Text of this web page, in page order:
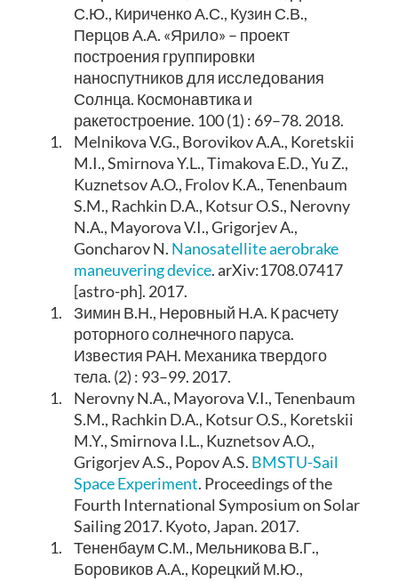
С.Ю., Кириченко А.С., Кузин С.В.,
Перцов А.А. «Ярило» – проект
построения группировки
наноспутников для исследования
Солнца. Космонавтика и
ракетостроение. 100 (1) : 69–78. 2018.
1.
Melnikova V.G., Borovikov A.A., Koretskii
M.I., Smirnova Y.L., Timakova E.D., Yu Z.,
Kuznetsov A.O., Frolov K.A., Tenenbaum
S.M., Rachkin D.A., Kotsur O.S., Nerovny
N.A., Mayorova V.I., Grigorjev A.,
Goncharov N. Nanosatellite aerobrake
maneuvering device. arXiv:1708.07417
[astro-ph]. 2017.
1.
Зимин В.Н., Неровный Н.А. К расчету
роторного солнечного паруса.
Известия РАН. Механика твердого
тела. (2) : 93–99. 2017.
1.
Nerovny N.A., Mayorova V.I., Tenenbaum
S.M., Rachkin D.A., Kotsur O.S., Koretskii
M.Y., Smirnova I.L., Kuznetsov A.O.,
Grigorjev A.S., Popov A.S. BMSTU-Sail
Space Experiment. Proceedings of the
Fourth International Symposium on Solar
Sailing 2017. Kyoto, Japan. 2017.
1.
Тененбаум С.М., Мельникова В.Г.,
Боровиков А.А., Корецкий М.Ю.,